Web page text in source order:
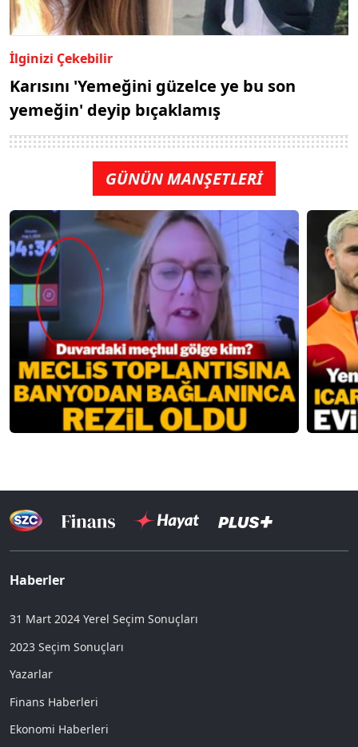
İlginizi Çekebilir
Karısını 'Yemeğini güzelce ye bu son
yemeğin' deyip bıçaklamış
GÜNÜN MANŞETLERİ
Haberler
31 Mart 2024 Yerel Seçim Sonuçları
2023 Seçim Sonuçları
Yazarlar
Finans Haberleri
Ekonomi Haberleri